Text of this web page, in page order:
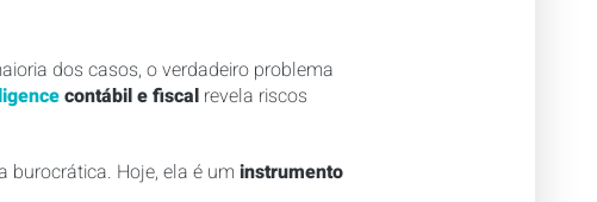
dos casos, o verdadeiro problema
contábil e fiscalrevela riscos
burocrática. Hoje, ela é um instrumento